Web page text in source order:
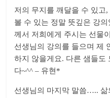
저의 무지를 깨달을 수 있고
볼 수 있는 정말 뜻깊은 강
께서 저희에게 주시는 선물
선생님의 강의를 들으며 제
하지 않을게요. 다른 샘들도
다~^^ – 유현*
선생님의 마지막 말씀…..